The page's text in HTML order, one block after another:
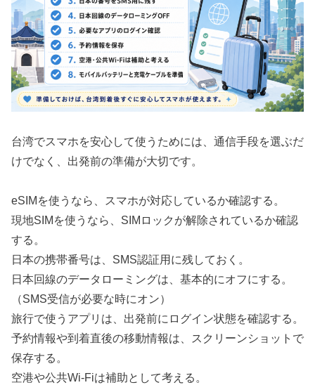
台湾でスマホを安心して使うためには、通信手段を選ぶだ
けでなく、出発前の準備が大切です。
eSIMを使うなら、スマホが対応しているか確認する。
現地SIMを使うなら、SIMロックが解除されているか確認
する。
日本の携帯番号は、SMS認証用に残しておく。
日本回線のデータローミングは、基本的にオフにする。
（SMS受信が必要な時にオン）
旅行で使うアプリは、出発前にログイン状態を確認する。
予約情報や到着直後の移動情報は、スクリーンショットで
保存する。
空港や公共Wi-Fiは補助として考える。